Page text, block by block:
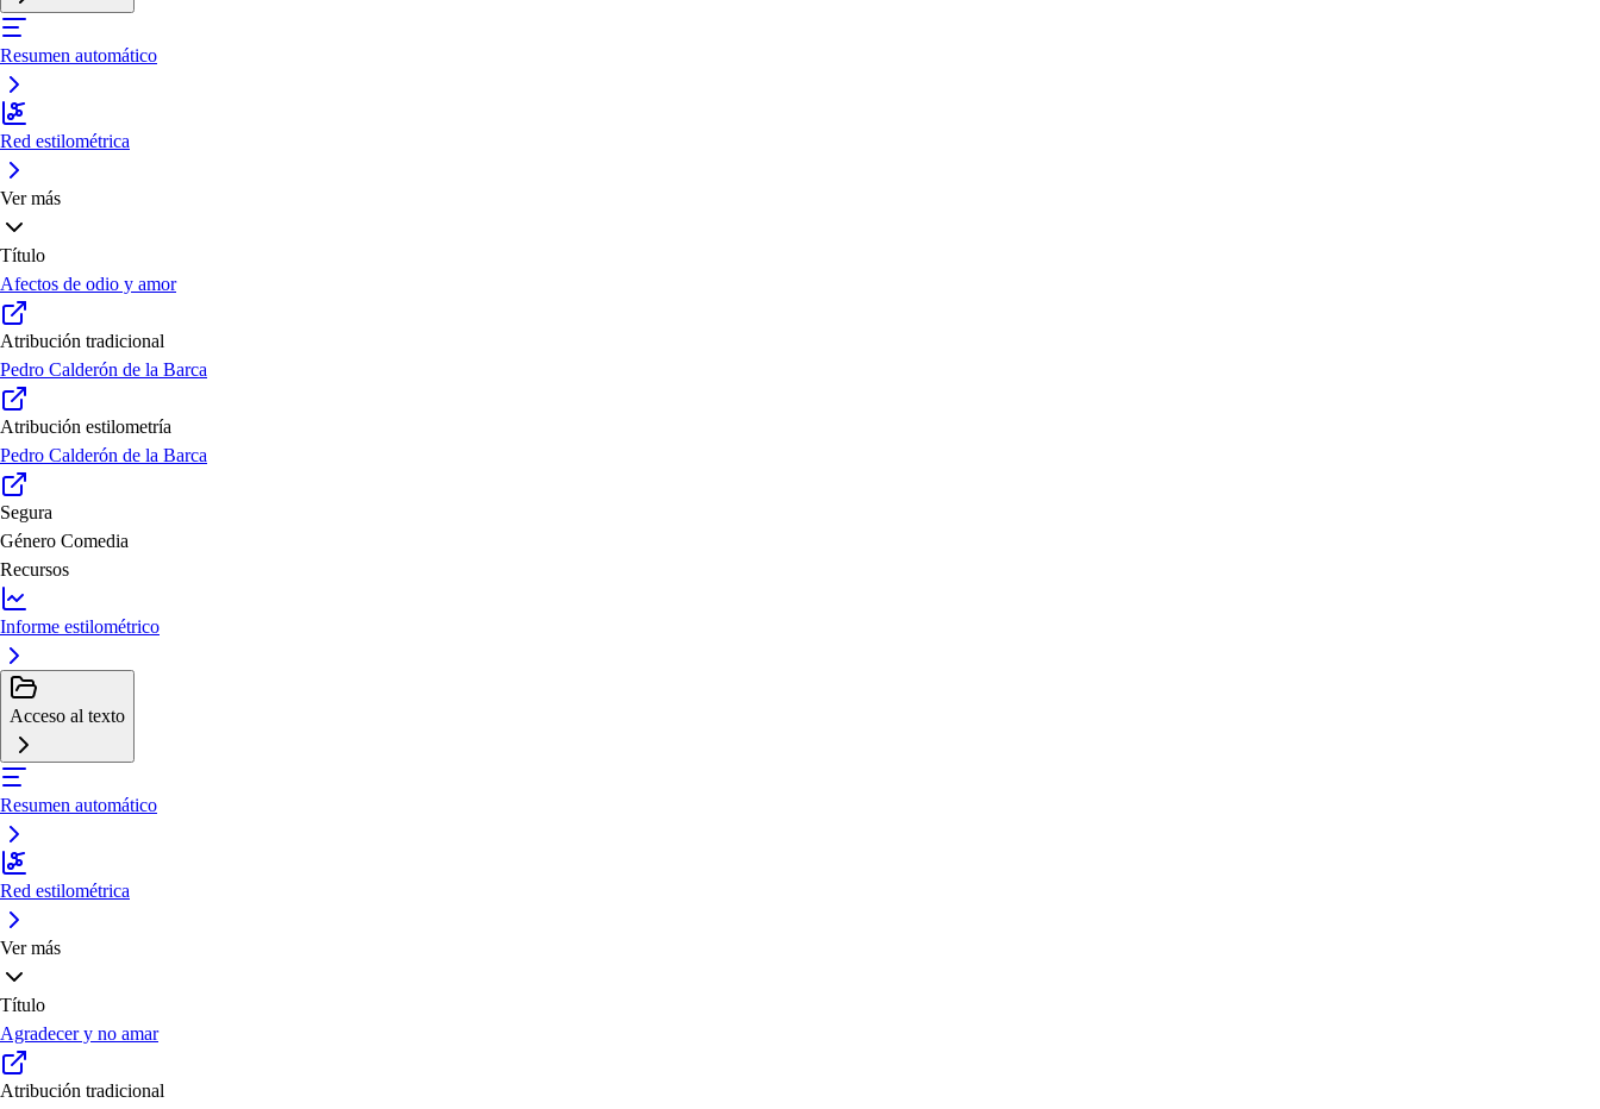
Resumen automático
Red estilométrica
Ver más
Título
Afectos de odio y amor
Atribución tradicional
Pedro Calderón de la Barca
Atribución estilometría
Pedro Calderón de la Barca
Segura
Género Comedia
Recursos
Informe estilométrico
Acceso al texto
Resumen automático
Red estilométrica
Ver más
Título
Agradecer y no amar
Atribución tradicional